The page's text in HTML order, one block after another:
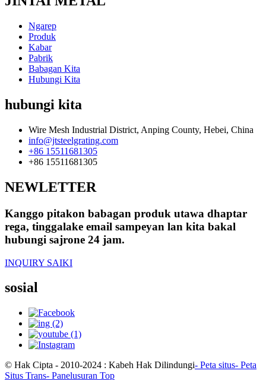
Ngarep
Produk
Kabar
Pabrik
Babagan Kita
Hubungi Kita
hubungi kita
Wire Mesh Industrial District, Anping County, Hebei, China
info@jtsteelgrating.com
+86 15511681305
+86 15511681305
NEWLETTER
Kanggo pitakon babagan produk utawa dhaptar
rega, tinggalake email sampeyan lan kita bakal
hubungi sajrone 24 jam.
INQUIRY SAIKI
sosial
© Hak Cipta - 2010-2024 : Kabeh Hak Dilindungi- Peta situs- Peta
Situs Trans- Panelusuran Top